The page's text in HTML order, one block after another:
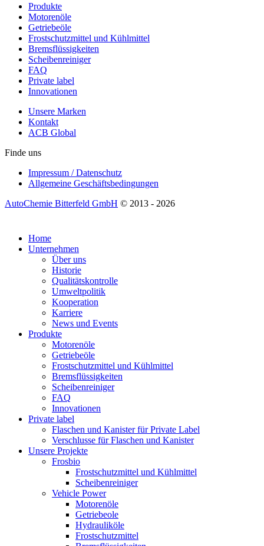
Produkte
Motorenöle
Getriebeöle
Frostschutzmittel und Kühlmittel
Bremsflüssigkeiten
Scheibenreiniger
FAQ
Private label
Innovationen
Unsere Marken
Kontakt
ACB Global
Finde uns
Impressum / Datenschutz
Allgemeine Geschäftsbedingungen
AutoChemie Bitterfeld GmbH © 2013 - 2026
Home
Unternehmen
Über uns
Historie
Qualitätskontrolle
Umweltpolitik
Kooperation
Karriere
News und Events
Produkte
Motorenöle
Getriebeöle
Frostschutzmittel und Kühlmittel
Bremsflüssigkeiten
Scheibenreiniger
FAQ
Innovationen
Private label
Flaschen und Kanister für Private Label
Verschlusse für Flaschen und Kanister
Unsere Projekte
Frosbio
Frostschutzmittel und Kühlmittel
Scheibenreiniger
Vehicle Power
Motorenöle
Getriebeole
Hydrauliköle
Frostschutzmittel